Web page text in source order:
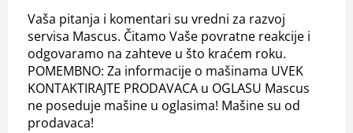
Vaša pitanja i komentari su vredni za razvoj
servisa Mascus. Čitamo Vaše povratne reakcije i
odgovaramo na zahteve u što kraćem roku.
POMEMBNO: Za informacije o mašinama UVEK
KONTAKTIRAJTE PRODAVACA u OGLASU Mascus
ne poseduje mašine u oglasima! Mašine su od
prodavaca!